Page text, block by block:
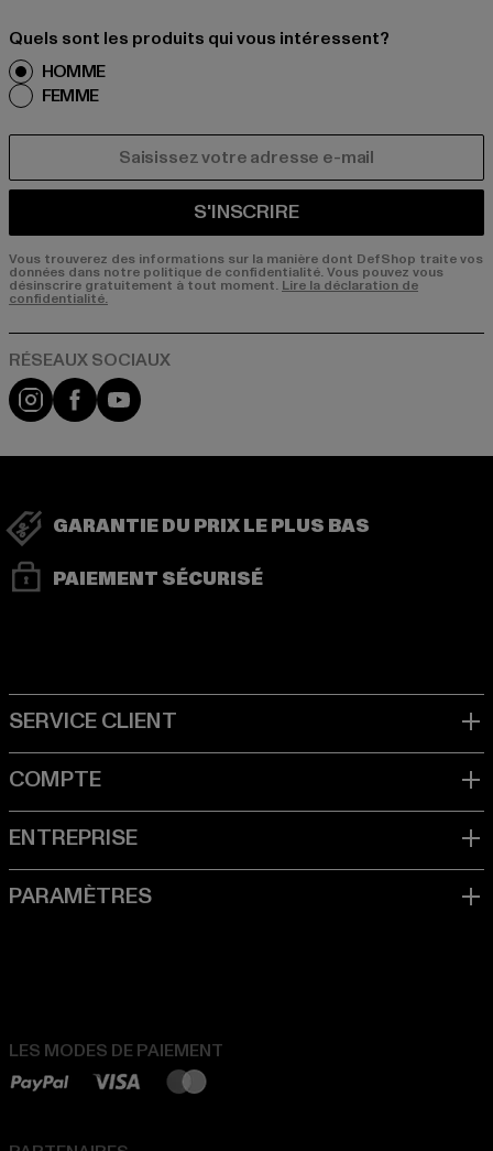
Quels sont les produits qui vous intéressent?
HOMME
FEMME
S'INSCRIRE
Vous trouverez des informations sur la manière dont DefShop traite vos
données dans notre politique de confidentialité. Vous pouvez vous
désinscrire gratuitement à tout moment. Lire la déclaration de
confidentialité.
Visit our Instagram page:
Visit our Facebook page:
Visit our YouTube channel:
GARANTIE DU PRIX LE PLUS BAS
PAIEMENT SÉCURISÉ
LES MODES DE PAIEMENT